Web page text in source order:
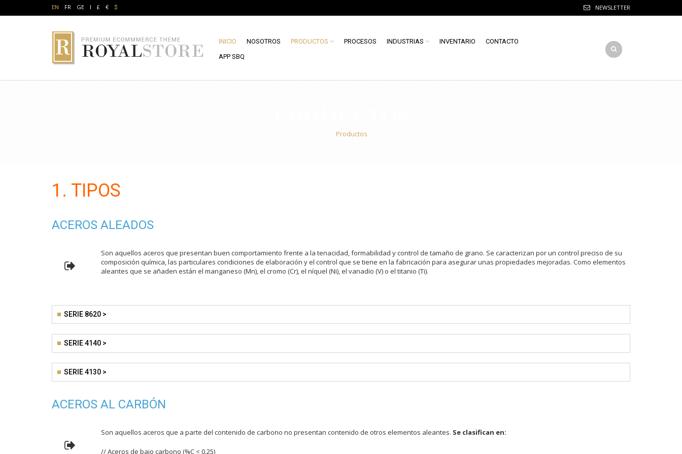
EN FR GE £ € $ NEWSLETTER
INICIO NOSOTROS PRODUCTOS PROCESOS INDUSTRIAS INVENTARIO
CONTACTO
APP SBQ
Productos
1. TIPOS
ACEROS ALEADOS
Son aquellos aceros que presentan buen comportamiento frente a la tenacidad, formabilidad y control de tamaño de grano. Se caracterizan por un control preciso de su
composición química, las particulares condiciones de elaboración y el control que se tiene en la fabricación para asegurar unas propiedades mejoradas. Como elementos
aleantes que se añaden están el manganeso (Mn), el cromo (Cr), el níquel (Ni), el vanadio (V) o el titanio (Ti).
SERIE 8620 >
SERIE 4140 >
SERIE 4130 >
ACEROS AL CARBÓN
Son aquellos aceros que a parte del contenido de carbono no presentan contenido de otros elementos aleantes. Se clasifican en:
// Aceros de bajo carbono (%C < 0.25)